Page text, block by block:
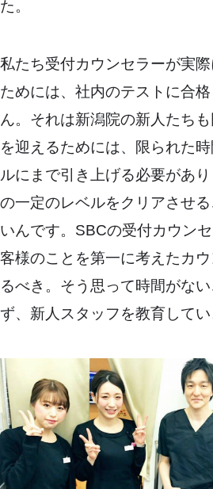
た。
私たち受付カウンセラーが実
ためには、社内のテストに合
ん。それは新潟院の新人たち
を迎えるためには、限られた
ルにまで引き上げる必要があ
の一定のレベルをクリアさせ
いんです。SBCの受付カウン
客様のことを第一に考えたカ
るべき。そう思って時間がな
ず、新人スタッフを教育してい